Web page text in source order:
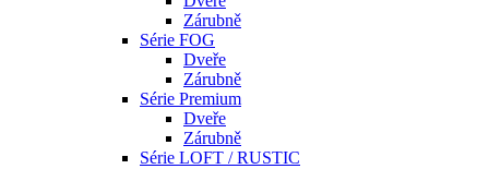
Zárubně
Série FOG
Dveře
Zárubně
Série Premium
Dveře
Zárubně
Série LOFT / RUSTIC